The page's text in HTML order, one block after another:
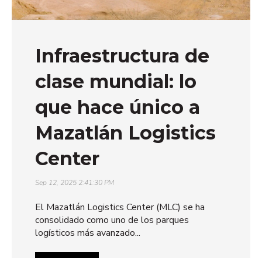
Infraestructura de
clase mundial: lo
que hace único a
Mazatlán Logistics
Center
Sep 12, 2025 2:41:30 PM
El Mazatlán Logistics Center (MLC) se ha
consolidado como uno de los parques
logísticos más avanzado...